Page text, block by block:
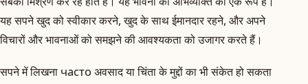
यह सपने खुद को स्वीकार करने, खुद के साथ ईमानदार रहने, और अपने
विचारों और भावनाओं को समझने की आवश्यकता को उजागर करते हैं।
सपने में लिखना часто अवसाद या चिंता के मुद्दों का भी संकेत हो सकता